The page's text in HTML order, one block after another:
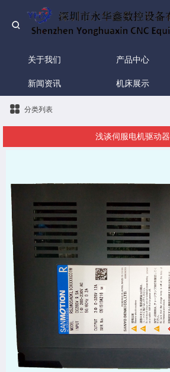
关于我们 产品中心
新闻资讯 机床展示
分类列表
浅谈伺服电机驱动器